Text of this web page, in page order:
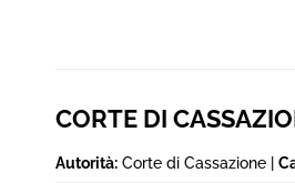
CORTE DI
Autorità: Corte di Cassazione |